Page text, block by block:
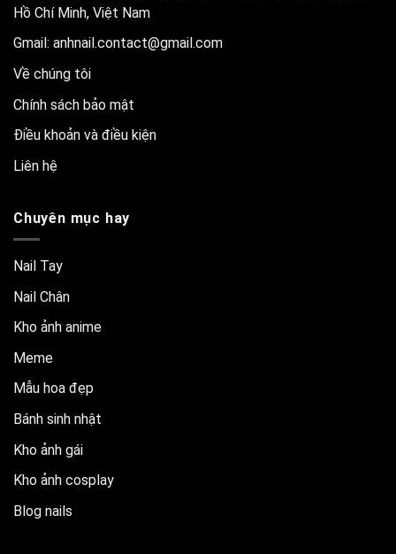
Hồ Chí Minh, Việt Nam
Gmail: anhnail.contact@gmail.com
Về chúng tôi
Chính sách bảo mật
Điều khoản và điều kiện
Liên hệ
Chuyên mục hay
Nail Tay
Nail Chân
Kho ảnh anime
Meme
Mẫu hoa đẹp
Bánh sinh nhật
Kho ảnh gái
Kho ảnh cosplay
Blog nails